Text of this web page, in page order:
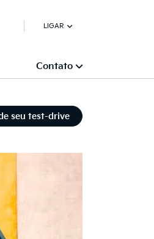
LIGAR
Contato
seu test-drive